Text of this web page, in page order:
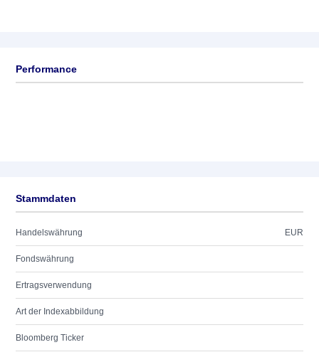
Performance
Stammdaten
Handelswährung EUR
Fondswährung
Ertragsverwendung
Art der Indexabbildung
Bloomberg Ticker